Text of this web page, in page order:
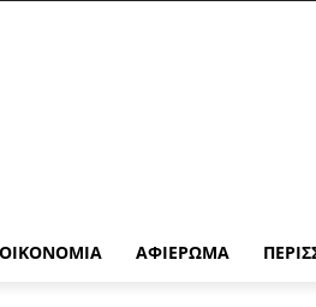
ΟΙΚΟΝΟΜΊΑ ΑΦΙΈΡΩΜΑ